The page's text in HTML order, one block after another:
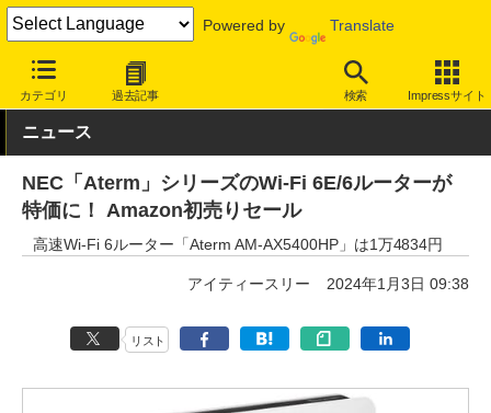
Powered by Translate
カテゴリ 過去記事 検索 Impressサイト
INTERNET Watch セール情報
ニュース
NEC「Aterm」シリーズのWi-Fi 6E/6ルーターが
特価に！ Amazon初売りセール
高速Wi-Fi 6ルーター「Aterm AM-AX5400HP」は1万4834円
アイティースリー 2024年1月3日 09:38
リスト